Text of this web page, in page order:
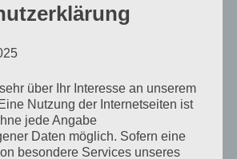
ich mich für etwas entscheiden und
Laden, während sich Frau Kneers
zwei vernarbte Stellen, ohne Mist.
fasste ich alles mögliche an und
wenn Frau Kneer mir
über Ihr Interesse an unserem
Nutzung der Internetseiten ist
jede Angabe
Daten möglich. Sofern eine
besondere Services unseres